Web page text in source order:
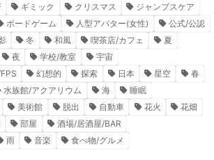
ギミック クリスマス
ジャンプスケア
ボードゲーム 人型アバター(女性)
公式/公認
冬 和風 喫茶店/カフェ
夏
夜 学校/教室
宇宙
幻想的 探索 日本 星空
春
水族館/アクアリウム 海
睡眠
美術館 脱出 自動車 花火
花畑
部屋
酒場/居酒屋/BAR
雨 音楽 食べ物/グルメ